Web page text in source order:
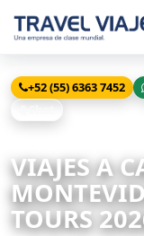
+52 (55) 6363 7452
VIAJES A
TOURS